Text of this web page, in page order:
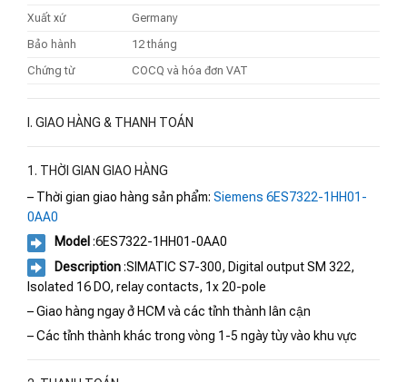
Xuất xứ
Germany
Bảo hành
12 tháng
Chứng từ
COCQ và hóa đơn VAT
I. GIAO HÀNG & THANH TOÁN
1. THỜI GIAN GIAO HÀNG
– Thời gian giao hàng sản phẩm: Siemens 6ES7322-1HH01-
0AA0
Model :6ES7322-1HH01-0AA0
Description:SIMATIC S7-300, Digital output SM 322,
Isolated 16 DO, relay contacts, 1x 20-pole
– Giao hàng ngay ở HCM và các tỉnh thành lân cận
– Các tỉnh thành khác trong vòng 1-5 ngày tùy vào khu vực